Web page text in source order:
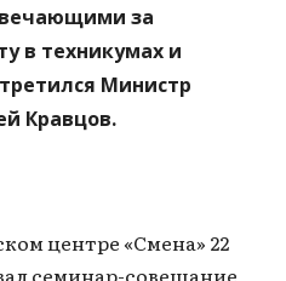
за
в техникумах и
Министр
Кравцов.
центре «Смена» 22
семинар-совещание